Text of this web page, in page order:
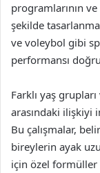
programlarının
şekilde
ve voleybol gibi
performansı
Farklı yaş
arasındaki ilişkiyi
Bu çalışmalar,
bireylerin ayak
için özel